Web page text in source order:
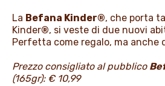
La Befana Kinder®, che porta
Kinder®, si veste di due nuovi
Perfetta come regalo, ma anche
Prezzo consigliato al pubblico
(165gr): € 10,99